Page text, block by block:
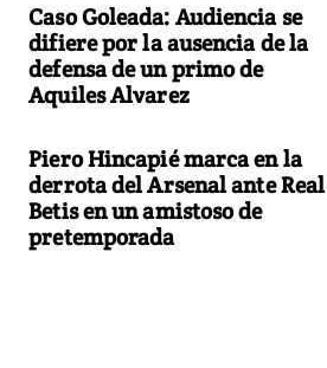
Caso Goleada: Audiencia se
difiere por la ausencia de la
defensa de un primo de
Aquiles Alvarez
Piero Hincapié marca en la
derrota del Arsenal ante Real
Betis en un amistoso de
pretemporada